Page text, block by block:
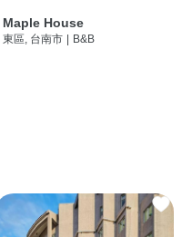
Maple House
東區, 台南市 | B&B